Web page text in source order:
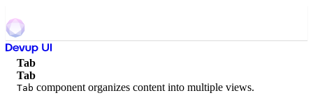
Tab
Tab
Tab component organizes content into multiple views.